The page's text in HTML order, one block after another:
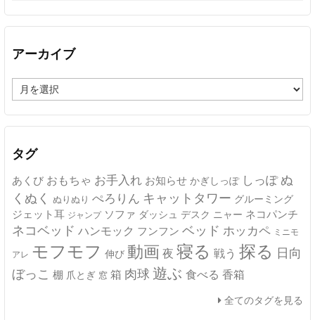
アーカイブ
ー
カ
イ
タグ
あくび おもちゃ お手入れ お知らせ かぎしっぽ しっぽ ぬ
くぬく ぬりぬり ぺろりん キャットタワー グルーミング
ジェット耳 ジャンプ ソファ ダッシュ デスク ニャー ネコパンチ
ネコベッド ハンモック フンフン ベッド ホッカペ ミニモ
アレ モフモフ 伸び 動画 夜 寝る 戦う 探る 日向
ぼっこ 棚 爪とぎ 窓 箱 肉球 遊ぶ 食べる 香箱
全てのタグを見る